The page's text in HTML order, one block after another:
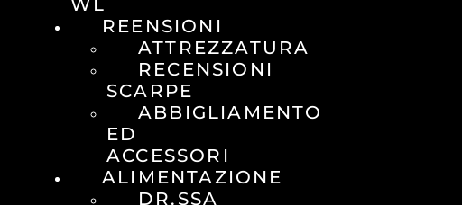
WL
REENSIONI
ATTREZZATURA
RECENSIONI
SCARPE
ABBIGLIAMENTO
ED
ACCESSORI
ALIMENTAZIONE
DR.SSA